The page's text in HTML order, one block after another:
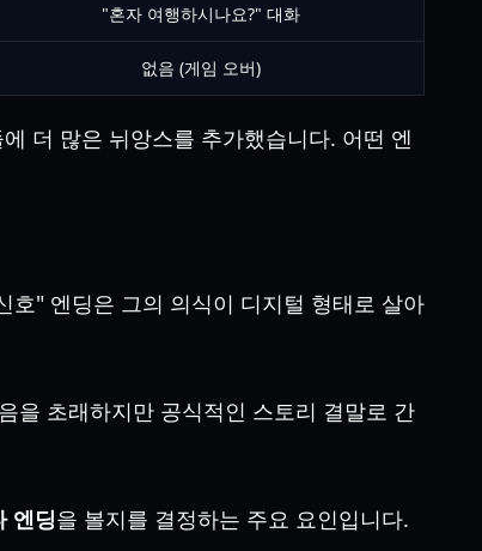
"혼자 여행하시나요?" 대화
없음 (게임 오버)
더 많은 뉘앙스를 추가했습니다. 어떤 엔
" 엔딩은 그의 의식이 디지털 형태로 살아
을 초래하지만 공식적인 스토리 결말로 간
엔딩을 볼지를 결정하는 주요 요인입니다.